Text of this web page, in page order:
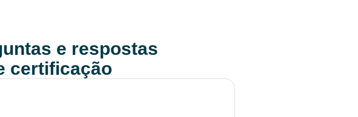
e respostas
certificação